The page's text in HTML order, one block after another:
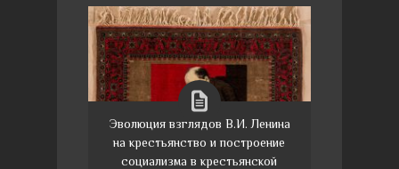
Эволюция взглядов В.И. Ленина
на крестьянство и построение
социализма в крестьянской